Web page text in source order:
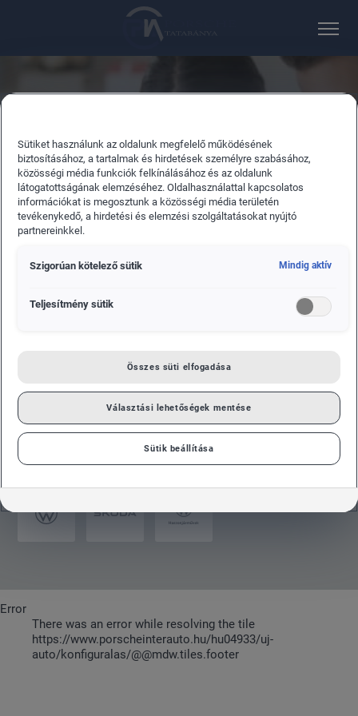
KONFIGURÁLÁS
Állítsa össze álmai járművét néhány lépésben. Válasszon a
különféle felszereltségi változatok, motor, szín és egyéb
extrák közül.
ÉLJEN A LEHETŐSÉGGEL
KONFIGURÁLÁS
Használja újautó konfigurátorainkat és állítsa össze álmai
autóját – egyéni igényeihez igazítva!
Error
There was an error while resolving the tile
https://www.porscheinterauto.hu/hu04933/uj-
auto/konfiguralas/@@mdw.tiles.footer
Sütiket használunk az oldalunk megfelelő működésének
biztosításához, a tartalmak és hirdetések személyre szabásához,
közösségi média funkciók felkínálásához és az oldalunk
látogatottságának elemzéséhez. Oldalhasználattal kapcsolatos
információkat is megosztunk a közösségi média területén
tevékenykedő, a hirdetési és elemzési szolgáltatásokat nyújtó
partnereinkkel.
Szigorúan kötelező sütik Mindig aktív
Teljesítmény sütik
Összes süti elfogadása
Választási lehetőségek mentése
Sütik beállítása